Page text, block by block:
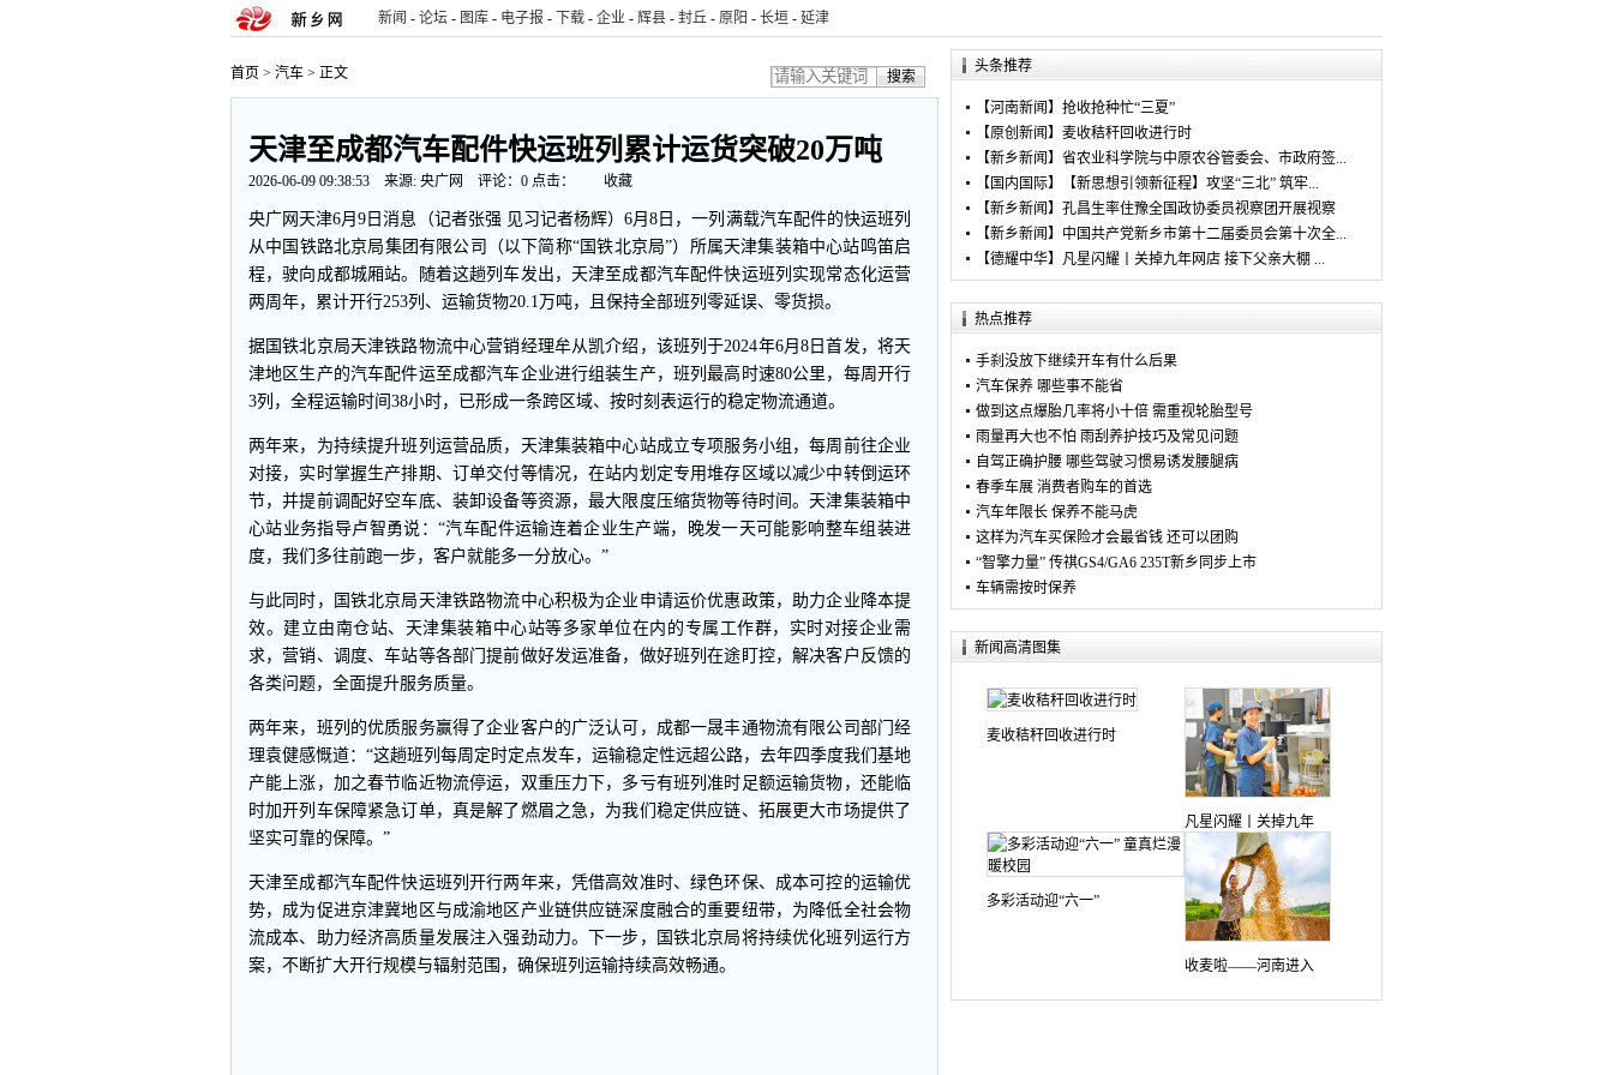
新闻 - 论坛 - 图库 - 电子报 - 下载 - 企业 - 辉县 - 封丘 - 原阳 - 长垣 - 延津
首页 > 汽车 > 正文
天津至成都汽车配件快运班列累计运货突破20万吨
2026-06-09 09:38:53 来源: 央广网 评论： 0 点击： 收藏
央广网天津6月9日消息（记者张强 见习记者杨辉）6月8日，一列满载汽车配件的快运班列
从中国铁路北京局集团有限公司（以下简称“国铁北京局”）所属天津集装箱中心站鸣笛启
程，驶向成都城厢站。随着这趟列车发出，天津至成都汽车配件快运班列实现常态化运营
两周年，累计开行253列、运输货物20.1万吨，且保持全部班列零延误、零货损。
据国铁北京局天津铁路物流中心营销经理牟从凯介绍，该班列于2024年6月8日首发，将天
津地区生产的汽车配件运至成都汽车企业进行组装生产，班列最高时速80公里，每周开行
3列，全程运输时间38小时，已形成一条跨区域、按时刻表运行的稳定物流通道。
两年来，为持续提升班列运营品质，天津集装箱中心站成立专项服务小组，每周前往企业
对接，实时掌握生产排期、订单交付等情况，在站内划定专用堆存区域以减少中转倒运环
节，并提前调配好空车底、装卸设备等资源，最大限度压缩货物等待时间。天津集装箱中
心站业务指导卢智勇说：“汽车配件运输连着企业生产端，晚发一天可能影响整车组装进
度，我们多往前跑一步，客户就能多一分放心。”
与此同时，国铁北京局天津铁路物流中心积极为企业申请运价优惠政策，助力企业降本提
效。建立由南仓站、天津集装箱中心站等多家单位在内的专属工作群，实时对接企业需
求，营销、调度、车站等各部门提前做好发运准备，做好班列在途盯控，解决客户反馈的
各类问题，全面提升服务质量。
两年来，班列的优质服务赢得了企业客户的广泛认可，成都一晟丰通物流有限公司部门经
理袁健感慨道：“这趟班列每周定时定点发车，运输稳定性远超公路，去年四季度我们基地
产能上涨，加之春节临近物流停运，双重压力下，多亏有班列准时足额运输货物，还能临
时加开列车保障紧急订单，真是解了燃眉之急，为我们稳定供应链、拓展更大市场提供了
坚实可靠的保障。”
天津至成都汽车配件快运班列开行两年来，凭借高效准时、绿色环保、成本可控的运输优
势，成为促进京津冀地区与成渝地区产业链供应链深度融合的重要纽带，为降低全社会物
流成本、助力经济高质量发展注入强劲动力。下一步，国铁北京局将持续优化班列运行方
案，不断扩大开行规模与辐射范围，确保班列运输持续高效畅通。
头条推荐
【河南新闻】 抢收抢种忙“三夏”
【原创新闻】 麦收秸秆回收进行时
【新乡新闻】 省农业科学院与中原农谷管委会、市政府签...
【国内国际】
【新思想引领新征程】攻坚“三北” 筑牢...
【新乡新闻】 孔昌生率住豫全国政协委员视察团开展视察
【新乡新闻】 中国共产党新乡市第十二届委员会第十次全...
【德耀中华】 凡星闪耀丨关掉九年网店 接下父亲大棚 ...
热点推荐
手刹没放下继续开车有什么后果
汽车保养 哪些事不能省
做到这点爆胎几率将小十倍 需重视轮胎型号
雨量再大也不怕 雨刮养护技巧及常见问题
自驾正确护腰 哪些驾驶习惯易诱发腰腿病
春季车展 消费者购车的首选
汽车年限长 保养不能马虎
这样为汽车买保险才会最省钱 还可以团购
“智擎力量” 传祺GS4/GA6 235T新乡同步上市
车辆需按时保养
新闻高清图集
麦收秸秆回收进行时
凡星闪耀丨关掉九年
多彩活动迎“六一”
收麦啦——河南进入